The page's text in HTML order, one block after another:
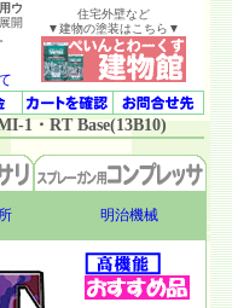
ウ
開
住宅外壁など
▼建物の塗装はこちら▼
1・RT Base(13B10)
明治機械